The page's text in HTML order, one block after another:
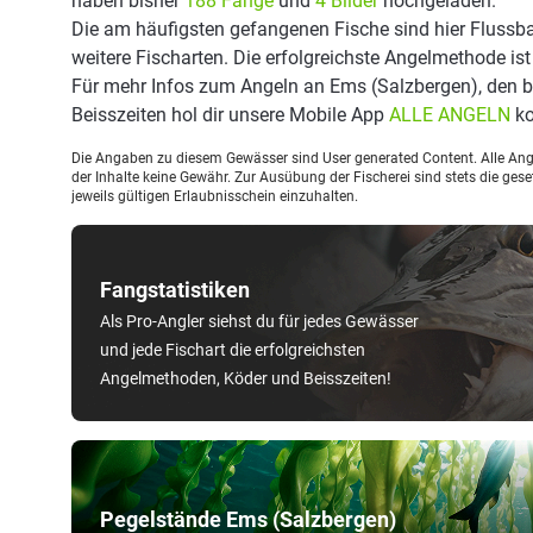
Pegelstände Ems (Salzbergen)
Fangstatistiken
Als Pro-Angler siehst du für jedes Gewässer
und jede Fischart die erfolgreichsten
Angelmethoden, Köder und Beisszeiten!
Die am häufigsten gefangenen Fische sind hier
weitere Fischarten. Die erfolgreichste Angelmethode
Für mehr Infos zum Angeln an Ems (Salzbergen), den
Beisszeiten hol dir unsere Mobile App ALLE ANGELN
Die Angaben zu diesem Gewässer sind User generated Content. Alle
der Inhalte keine Gewähr. Zur Ausübung der Fischerei sind stets die
jeweils gültigen Erlaubnisschein einzuhalten.